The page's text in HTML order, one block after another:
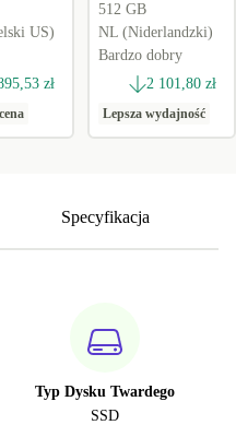
US)
zł
512 GB
NL (Niderlandzki)
Bardzo dobry
2 101,80 zł
Lepsza wydajność
Specyfikacja
Typ Dysku Twardego
SSD